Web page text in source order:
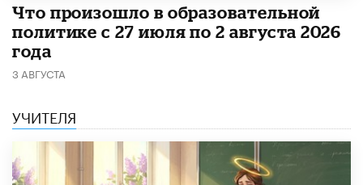
​Что произошло в образовательной
политике с 27 июля по 2 августа 2026
года
3 АВГУСТА
УЧИТЕЛЯ